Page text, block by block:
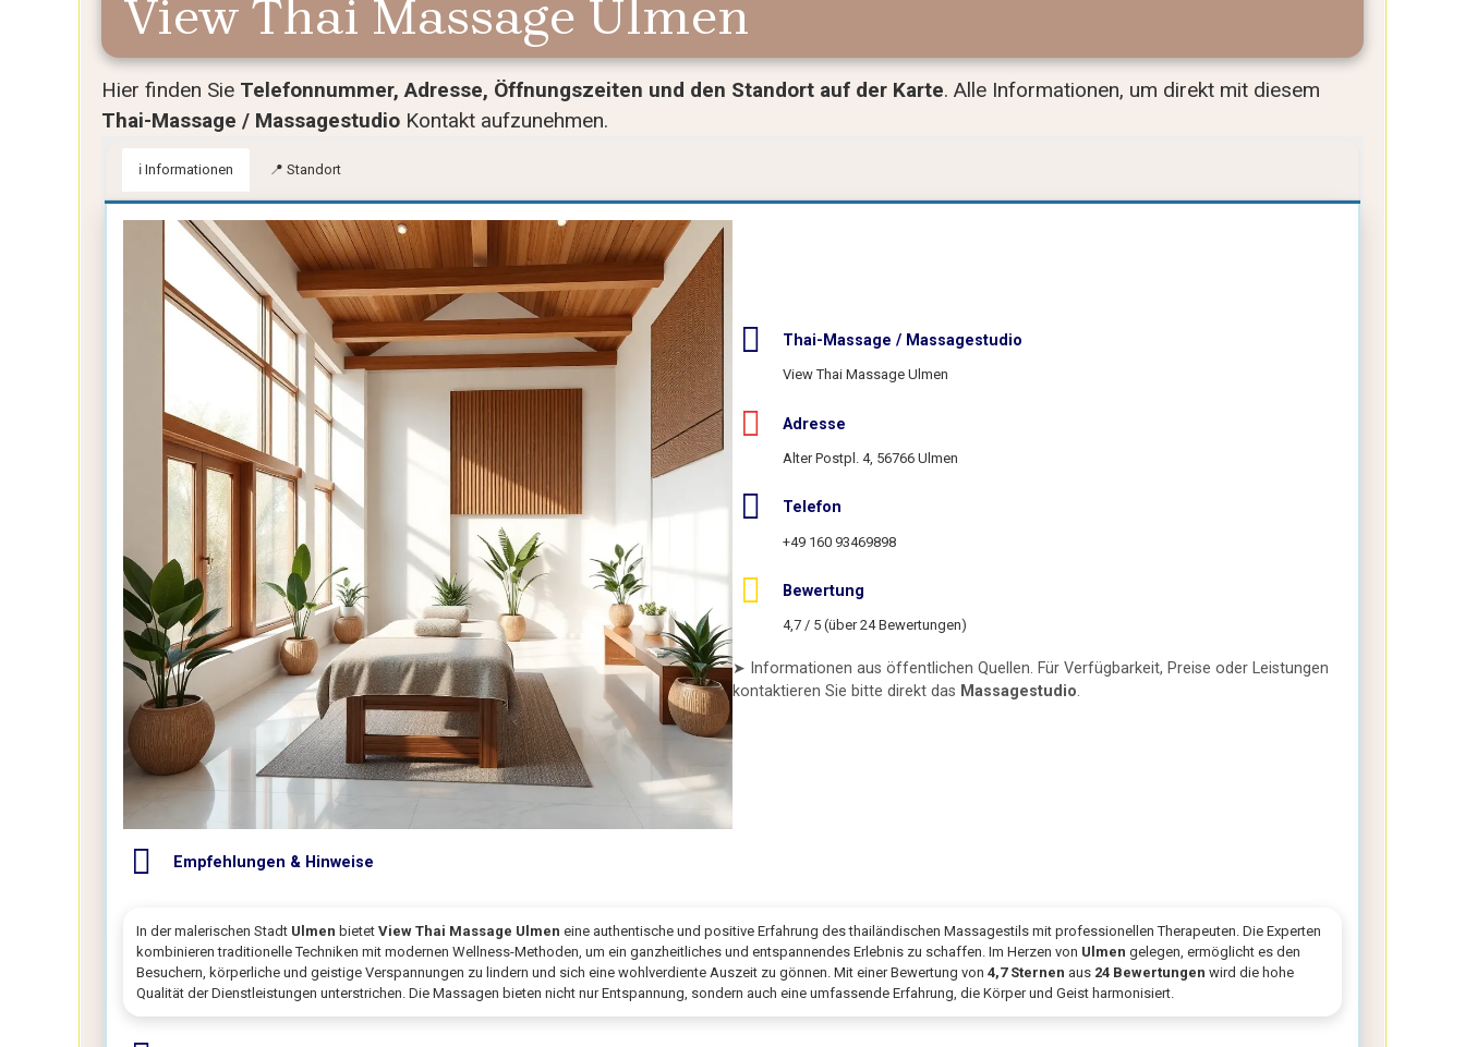
📍 Route planen
View Thai Massage Ulmen
Hier finden Sie Telefonnummer, Adresse, Öffnungszeiten und den Standort auf der Karte. Alle Informationen, um direkt mit diesem
Thai-Massage / Massagestudio Kontakt aufzunehmen.
ℹ️ Informationen 📍 Standort
Thai-Massage / Massagestudio
View Thai Massage Ulmen
Adresse
Alter Postpl. 4, 56766 Ulmen
Telefon
+49 160 93469898
Bewertung
4,7 / 5 (über 24 Bewertungen)
➤ Informationen aus öffentlichen Quellen. Für Verfügbarkeit, Preise oder Leistungen
kontaktieren Sie bitte direkt das Massagestudio.
Empfehlungen & Hinweise
In der malerischen Stadt Ulmen bietet View Thai Massage Ulmen eine authentische und positive Erfahrung des thailändischen Massagestils mit professionellen Therapeuten. Die Experten
kombinieren traditionelle Techniken mit modernen Wellness-Methoden, um ein ganzheitliches und entspannendes Erlebnis zu schaffen. Im Herzen von Ulmen gelegen, ermöglicht es den
Besuchern, körperliche und geistige Verspannungen zu lindern und sich eine wohlverdiente Auszeit zu gönnen. Mit einer Bewertung von 4,7 Sternen aus 24 Bewertungen wird die hohe
Qualität der Dienstleistungen unterstrichen. Die Massagen bieten nicht nur Entspannung, sondern auch eine umfassende Erfahrung, die Körper und Geist harmonisiert.